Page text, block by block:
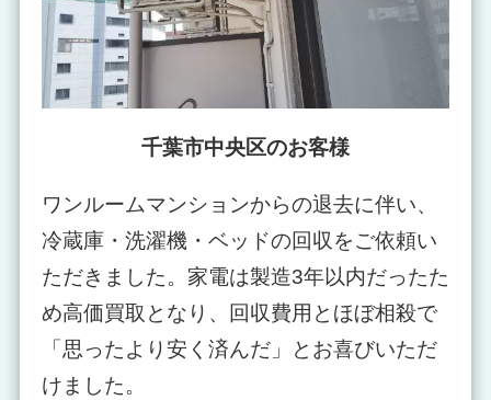
千葉市中央区のお客様
ワンルームマンションからの退去に伴い、
冷蔵庫・洗濯機・ベッドの回収をご依頼い
ただきました。家電は製造3年以内だったた
め高価買取となり、回収費用とほぼ相殺で
「思ったより安く済んだ」とお喜びいただ
けました。